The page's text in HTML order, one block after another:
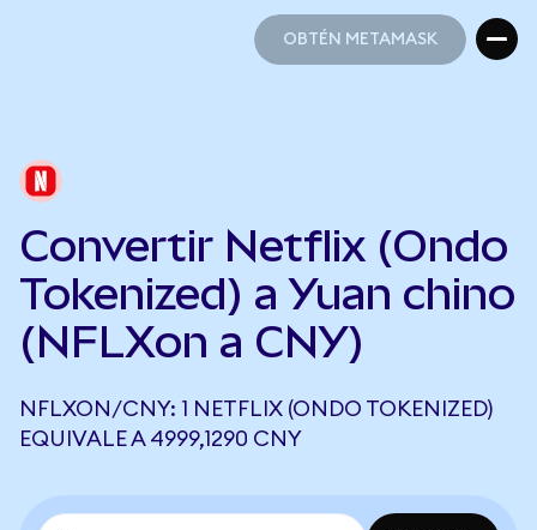
OBTÉN METAMASK
Convertir Netflix (Ondo
Tokenized) a Yuan chino
(NFLXon a CNY)
NFLXON/CNY: 1 NETFLIX (ONDO TOKENIZED)
EQUIVALE A 4999,1290 CNY